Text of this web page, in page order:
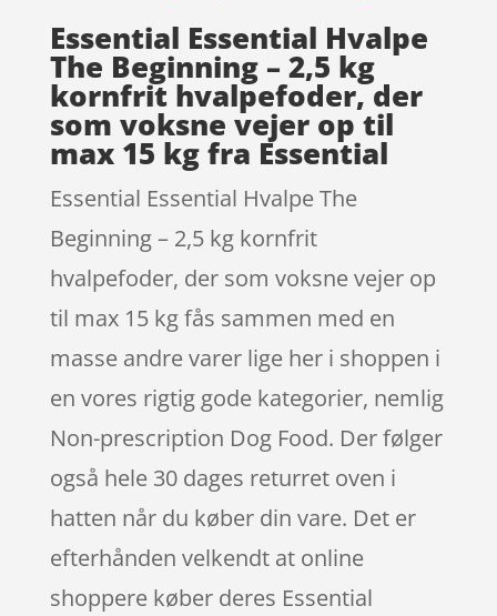
Essential Essential Hvalpe
The Beginning – 2,5 kg
kornfrit hvalpefoder, der
som voksne vejer op til
max 15 kg fra Essential
Essential Essential Hvalpe The
Beginning – 2,5 kg kornfrit
hvalpefoder, der som voksne vejer op
til max 15 kg fås sammen med en
masse andre varer lige her i shoppen i
en vores rigtig gode kategorier, nemlig
Non-prescription Dog Food. Der følger
også hele 30 dages returret oven i
hatten når du køber din vare. Det er
efterhånden velkendt at online
shoppere køber deres Essential